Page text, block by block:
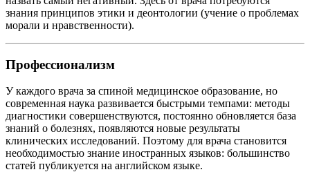
знания принципов этики и деонтологии (учение о проблемах
морали и нравственности).
Профессионализм
У каждого врача за спиной медицинское образование, но
современная наука развивается быстрыми темпами: методы
диагностики совершенствуются, постоянно обновляется база
знаний о болезнях, появляются новые результаты
клинических исследований. Поэтому для врача становится
необходимостью знание иностранных языков: большинство
статей публикуется на английском языке.